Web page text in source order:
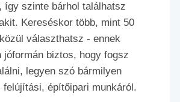
így szinte bárhol találhatsz
Kereséskor több, mint 50
választhatsz - ennek
jóformán biztos, hogy fogsz
legyen szó bármilyen
felújítási, építőipari munkáról.